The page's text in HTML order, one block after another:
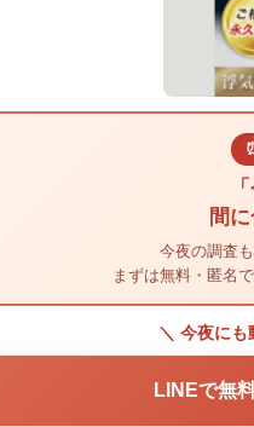
間
今夜の調査
まずは無料・匿名
＼ 今夜にも
LINEで無